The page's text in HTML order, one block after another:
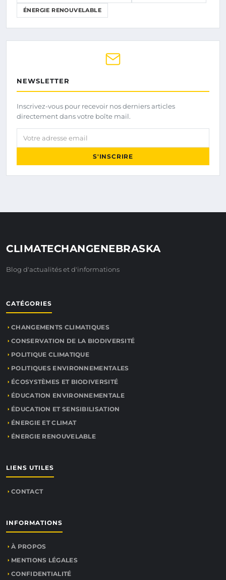
ÉNERGIE RENOUVELABLE
NEWSLETTER
Inscrivez-vous pour recevoir nos derniers articles
directement dans votre boîte mail.
Votre adresse email
S'INSCRIRE
CLIMATECHANGENEBRASKA
Blog d'actualités et d'informations
CATÉGORIES
CHANGEMENTS CLIMATIQUES
CONSERVATION DE LA BIODIVERSITÉ
POLITIQUE CLIMATIQUE
POLITIQUES ENVIRONNEMENTALES
ÉCOSYSTÈMES ET BIODIVERSITÉ
ÉDUCATION ENVIRONNEMENTALE
ÉDUCATION ET SENSIBILISATION
ÉNERGIE ET CLIMAT
ÉNERGIE RENOUVELABLE
LIENS UTILES
CONTACT
INFORMATIONS
À PROPOS
MENTIONS LÉGALES
CONFIDENTIALITÉ